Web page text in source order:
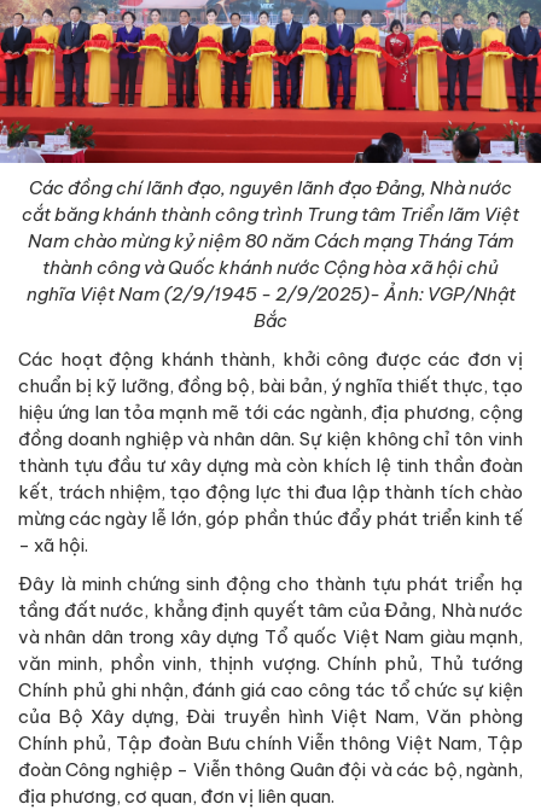
Các đồng chí lãnh đạo, nguyên lãnh đạo Đảng, Nhà nước
cắt băng khánh thành công trình Trung tâm Triển lãm Việt
Nam chào mừng kỷ niệm 80 năm Cách mạng Tháng Tám
thành công và Quốc khánh nước Cộng hòa xã hội chủ
nghĩa Việt Nam (2/9/1945 - 2/9/2025)- Ảnh: VGP/Nhật
Bắc
Các hoạt động khánh thành, khởi công được các đơn vị
chuẩn bị kỹ lưỡng, đồng bộ, bài bản, ý nghĩa thiết thực, tạo
hiệu ứng lan tỏa mạnh mẽ tới các ngành, địa phương, cộng
đồng doanh nghiệp và nhân dân. Sự kiện không chỉ tôn vinh
thành tựu đầu tư xây dựng mà còn khích lệ tinh thần đoàn
kết, trách nhiệm, tạo động lực thi đua lập thành tích chào
mừng các ngày lễ lớn, góp phần thúc đẩy phát triển kinh tế
- xã hội.
Đây là minh chứng sinh động cho thành tựu phát triển hạ
tầng đất nước, khẳng định quyết tâm của Đảng, Nhà nước
và nhân dân trong xây dựng Tổ quốc Việt Nam giàu mạnh,
văn minh, phồn vinh, thịnh vượng. Chính phủ, Thủ tướng
Chính phủ ghi nhận, đánh giá cao công tác tổ chức sự kiện
của Bộ Xây dựng, Đài truyền hình Việt Nam, Văn phòng
Chính phủ, Tập đoàn Bưu chính Viễn thông Việt Nam, Tập
đoàn Công nghiệp - Viễn thông Quân đội và các bộ, ngành,
địa phương, cơ quan, đơn vị liên quan.